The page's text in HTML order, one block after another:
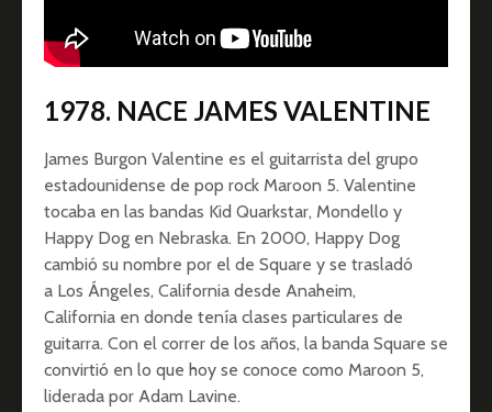
1978. NACE JAMES VALENTINE
James Burgon Valentine es el guitarrista del grupo
estadounidense de pop rock Maroon 5. Valentine
tocaba en las bandas Kid Quarkstar, Mondello y
Happy Dog en Nebraska. En 2000, Happy Dog
cambió su nombre por el de Square y se trasladó
a Los Ángeles, California desde Anaheim,
California en donde tenía clases particulares de
guitarra. Con el correr de los años, la banda Square se
convirtió en lo que hoy se conoce como Maroon 5,
liderada por Adam Lavine.